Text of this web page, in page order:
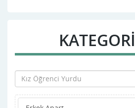
Kangal
Koyulhisar